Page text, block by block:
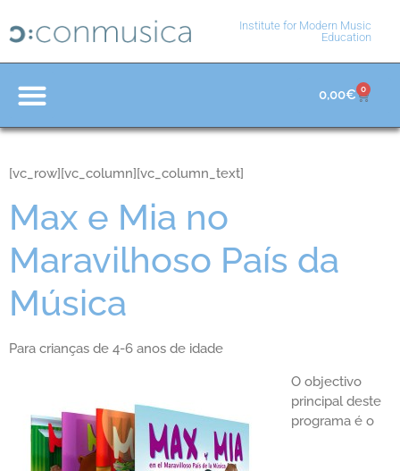
Institute for Modern Music
Education
0,00€ 0
[vc_row][vc_column][vc_column_text]
Max e Mia no
Maravilhoso País da
Música
Para crianças de 4-6 anos de idade
O objectivo
principal deste
programa é o